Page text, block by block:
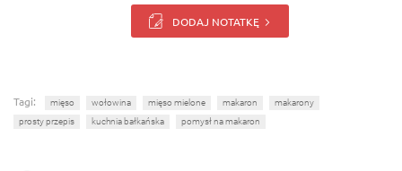
DODAJ NOTATKĘ
Tagi: mięso wołowina mięso mielone makaron
makarony
prosty przepis
kuchnia bałkańska pomysł na makaron